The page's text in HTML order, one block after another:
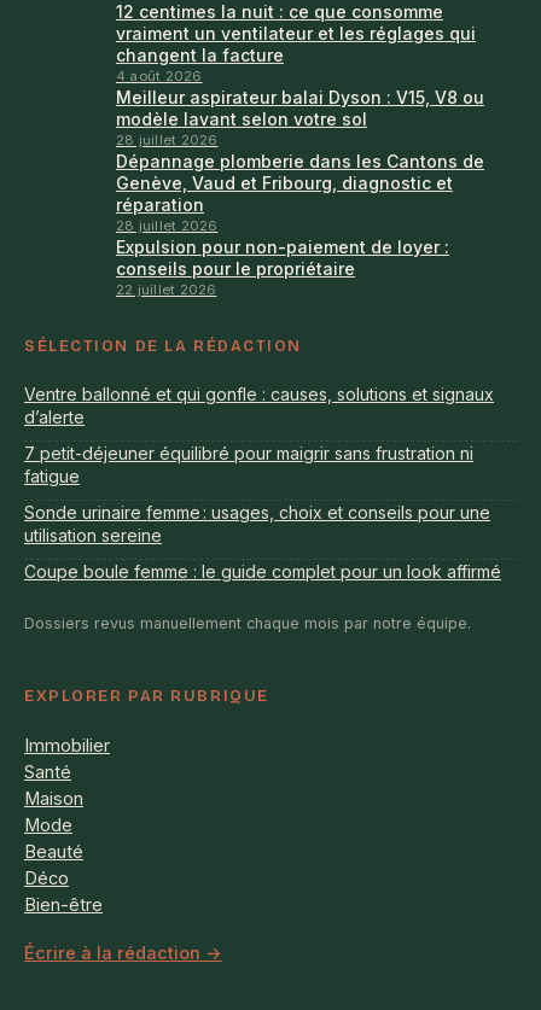
12 centimes la nuit : ce que consomme
vraiment un ventilateur et les réglages qui
changent la facture
4 août 2026
Meilleur aspirateur balai Dyson : V15, V8 ou
modèle lavant selon votre sol
28 juillet 2026
Dépannage plomberie dans les Cantons de
Genève, Vaud et Fribourg, diagnostic et
réparation
28 juillet 2026
Expulsion pour non-paiement de loyer :
conseils pour le propriétaire
22 juillet 2026
SÉLECTION DE LA RÉDACTION
Ventre ballonné et qui gonfle : causes, solutions et signaux
d’alerte
7 petit-déjeuner équilibré pour maigrir sans frustration ni
fatigue
Sonde urinaire femme : usages, choix et conseils pour une
utilisation sereine
Coupe boule femme : le guide complet pour un look affirmé
Dossiers revus manuellement chaque mois par notre équipe.
EXPLORER PAR RUBRIQUE
Immobilier
Santé
Maison
Mode
Beauté
Déco
Bien-être
Écrire à la rédaction →